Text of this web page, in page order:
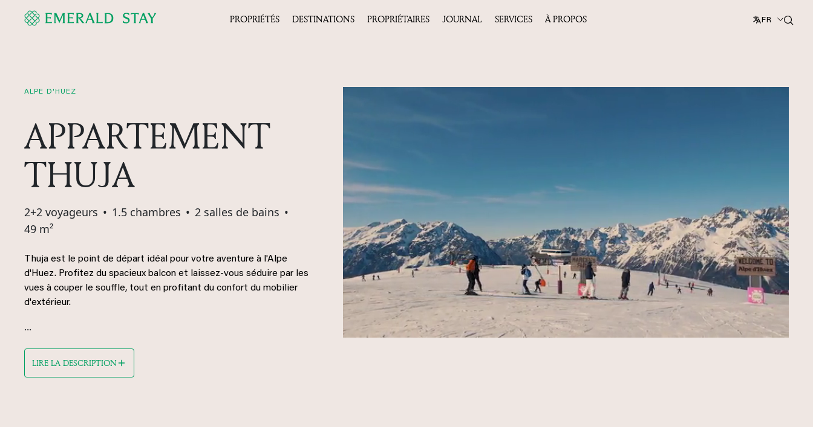
FR
PROPRIÉTÉS DESTINATIONS PROPRIÉTAIRES JOURNAL SERVICES À PROPOS
ALPE D'HUEZ
APPARTEMENT
THUJA
2+2 voyageurs • 1.5 chambres • 2 salles de bains •
49 m²
Thuja est le point de départ idéal pour votre aventure à l'Alpe
d'Huez. Profitez du spacieux balcon et laissez-vous séduire par les
vues à couper le souffle, tout en profitant du confort du mobilier
d'extérieur.
...
LIRE LA DESCRIPTION